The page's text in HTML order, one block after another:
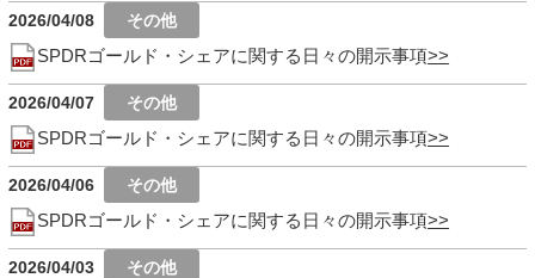
2026/04/08
SPDRゴールド・シェアに関する日々の開示事項
2026/04/07
SPDRゴールド・シェアに関する日々の開示事項
2026/04/06
SPDRゴールド・シェアに関する日々の開示事項
2026/04/03